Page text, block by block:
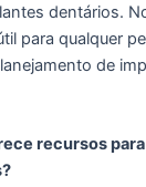
dentários.
para qualquer
de
recursos